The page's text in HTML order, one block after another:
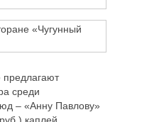
предлагают
среди
– «Анну Павлову»
каплей